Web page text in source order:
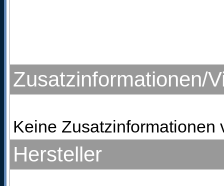
Zusatzinformationen/
Keine Zusatzinformationen
Hersteller